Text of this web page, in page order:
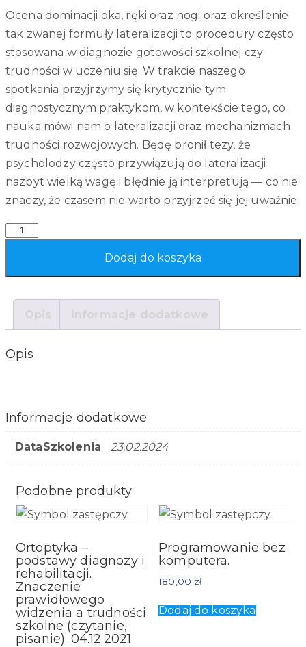
Ocena dominacji oka, ręki oraz nogi oraz określenie
tak zwanej formuły lateralizacji to procedury często
stosowana w diagnozie gotowości szkolnej czy
trudności w uczeniu się. W trakcie naszego
spotkania przyjrzymy się krytycznie tym
diagnostycznym praktykom, w kontekście tego, co
nauka mówi nam o lateralizacji oraz mechanizmach
trudności rozwojowych. Będę bronił tezy, że
psycholodzy często przywiązują do lateralizacji
nazbyt wielką wagę i błędnie ją interpretują — co nie
znaczy, że czasem nie warto przyjrzeć się jej uważnie.
Quantity
Dodaj do koszyka
Opis Informacje dodatkowe
Opis
Informacje dodatkowe
DataSzkolenia 23.02.2024
Podobne produkty
Ortoptyka –
podstawy diagnozy i
rehabilitacji.
Znaczenie
prawidłowego
widzenia a trudności
szkolne (czytanie,
pisanie). 04.12.2021
Programowanie bez
komputera.
180,00 zł
Dodaj do koszyka